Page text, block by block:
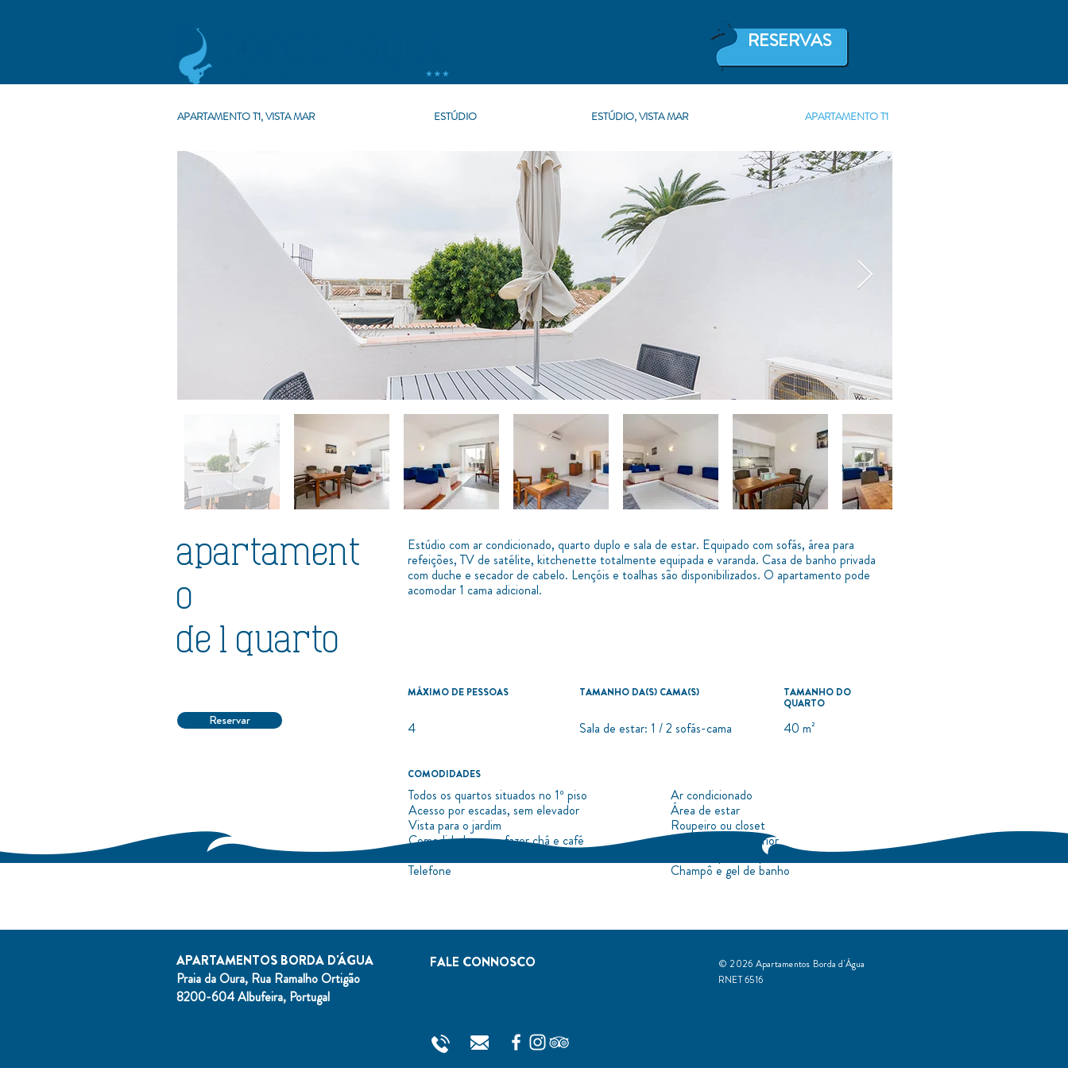
RESERVAS
APARTAMENTO T1, VISTA MAR ESTÚDIO ESTÚDIO, VISTA MAR APARTAMENTO T1
apartament
o
de 1 quarto
Reservar
Estúdio com ar condicionado, quarto duplo e sala de estar. Equipado com sofás, área para
refeições, TV de satélite, kitchenette totalmente equipada e varanda. Casa de banho privada
com duche e secador de cabelo. Lençóis e toalhas são disponibilizados. O apartamento pode
acomodar 1 cama adicional.
MÁXIMO DE PESSOAS
4
TAMANHO DA(S) CAMA(S)
Sala de estar: 1 / 2 sofás-cama
TAMANHO DO
QUARTO
40 m²
COMODIDADES
Todos os quartos situados no 1º piso
Acesso por escadas, sem elevador
Vista para o jardim
Comodidades para fazer chá e café
Telefone
Ar condicionado
Área de estar
Roupeiro ou closet
Mobiliário de exterior
Estendal para roupa
Champô e gel de banho
APARTAMENTOS BORDA D'ÁGUA
Praia da Oura, Rua Ramalho Ortigão
8200-604 Albufeira, Portugal
FALE CONNOSCO © 2026 Apartamentos Borda d'Água
RNET 6516